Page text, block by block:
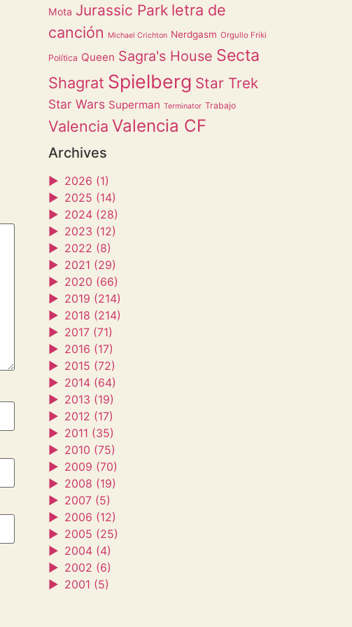
Mota Jurassic Park letra de
canción
Michael Crichton Nerdgasm Orgullo Friki
Política Queen Sagra's House Secta
Shagrat Spielberg Star Trek
Star Wars Superman Terminator Trabajo
Valencia Valencia CF
Archives
► 2026 (1)
► 2025 (14)
► 2024 (28)
► 2023 (12)
► 2022 (8)
► 2021 (29)
► 2020 (66)
► 2019 (214)
► 2018 (214)
► 2017 (71)
► 2016 (17)
► 2015 (72)
► 2014 (64)
► 2013 (19)
► 2012 (17)
► 2011 (35)
► 2010 (75)
► 2009 (70)
► 2008 (19)
► 2007 (5)
► 2006 (12)
► 2005 (25)
► 2004 (4)
► 2002 (6)
► 2001 (5)